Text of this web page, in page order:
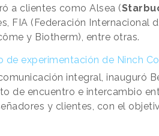
a clientes como Alsea (
FIA (Federación
y Biotherm), entre otras.
de experimentación de Ninch
integral, inauguró
de encuentro e intercambio
y clientes, con el